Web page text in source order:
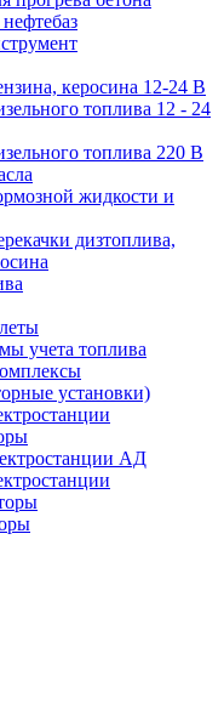
керосина 12-24 В
топлива 12 - 24
топлива 220 В
жидкости и
дизтоплива,
учета топлива
установки)
АД